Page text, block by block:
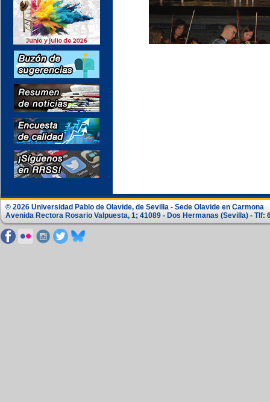
© 2026 Universidad Pablo de Olavide, de Sevilla - Sede Olavide en Carmona
Avenida Rectora Rosario Valpuesta, 1; 41089 - Dos Hermanas (Sevilla) - Tlf: